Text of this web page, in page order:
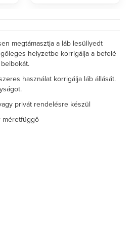
megtámasztja a láb lesüllyedt
helyzetbe korrigálja a befelé
használat korrigálja láb állását.
privát rendelésre készül
méretfüggő